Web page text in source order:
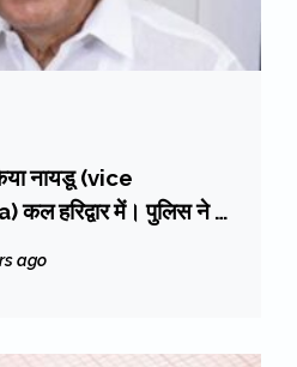
नायडू (vice
हरिद्वार में। पुलिस ने की
ago